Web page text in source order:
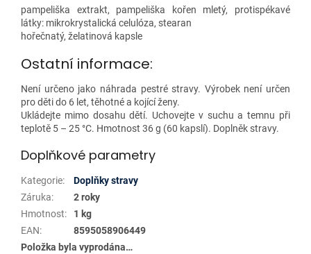
pampeliška extrakt, pampeliška kořen mletý, protispékavé
látky: mikrokrystalická celulóza, stearan
hořečnatý, želatinová kapsle
Ostatní informace:
Není určeno jako náhrada pestré stravy. Výrobek není určen
pro děti do 6 let, těhotné a kojící ženy.
Ukládejte mimo dosahu dětí. Uchovejte v suchu a temnu při
teplotě 5 – 25 °C. Hmotnost 36 g (60 kapslí). Doplněk stravy.
Doplňkové parametry
Kategorie:
Doplňky stravy
Záruka:
2 roky
Hmotnost:
1 kg
EAN:
8595058906449
Položka byla vyprodána…